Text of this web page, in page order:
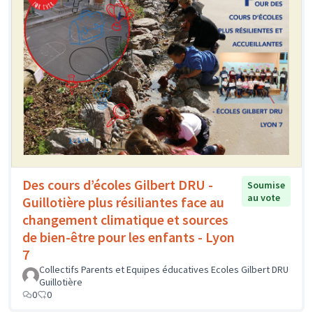
Des cours d’écoles Gilbert DRU -
Guillotière plus résiliantes face au
changement climatique et sources
de bien-être pour les enfants - Lyon
7
Soumise
au vote
Collectifs Parents et Equipes éducatives Ecoles Gilbert DRU
Guillotière
0
0